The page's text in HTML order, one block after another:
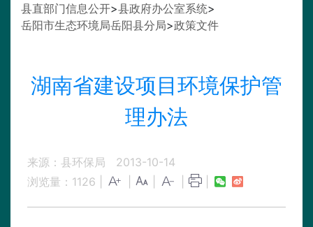
县直部门信息公开>县政府办公室系统>
岳阳市生态环境局岳阳县分局>政策文件
湖南省建设项目环境保护管
理办法
来源：县环保局
2013-10-14
浏览量： 1126